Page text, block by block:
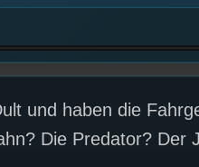
und haben die
Die Predator? Der